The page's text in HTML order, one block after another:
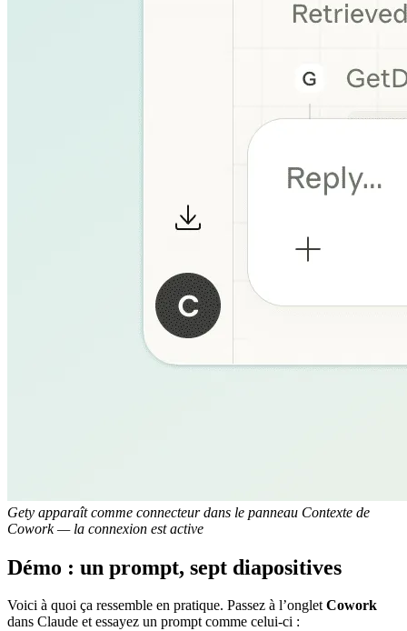
Gety apparaît comme connecteur dans le panneau Contexte de
Cowork — la connexion est active
Démo : un prompt, sept diapositives
Voici à quoi ça ressemble en pratique. Passez à l’ongletCowork
dans Claude et essayez un prompt comme celui-ci :